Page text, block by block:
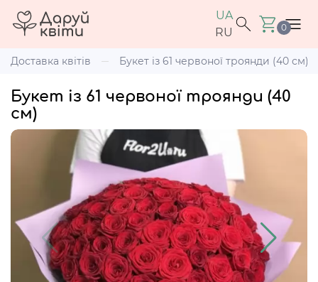
UA
RU
0
Доставка квітів Букет із 61 червоної троянди (40 см)
Букет із 61 червоної троянди (40
см)